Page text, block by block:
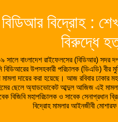
কতজনের
চেয়ে
সালের জানুয়ারি হতে ২০২৪ সালের জুলাই মাস
করেছেন সে তালিকা প্রকাশ ও প্রদানের
কোর্টের আইনজীবী ব্যারিস্টার মো. ওমর
কার্যালয়ের সচিব বরাবর এই নোটিশ
করে বলা হয়েছে যে, নির্দিষ্ট সময়ের মধ্যে